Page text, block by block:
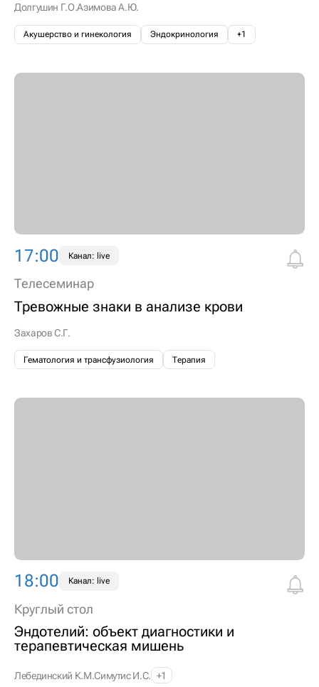
Долгушин Г.О.Азимова А.Ю.
Акушерство и гинекология Эндокринология +1
17:00 Канал: live
Телесеминар
Тревожные знаки в анализе крови
Захаров С.Г.
Гематология и трансфузиология Терапия
18:00 Канал: live
Круглый стол
Эндотелий: объект диагностики и
терапевтическая мишень
Лебединский К.М.Симутис И.С. +1